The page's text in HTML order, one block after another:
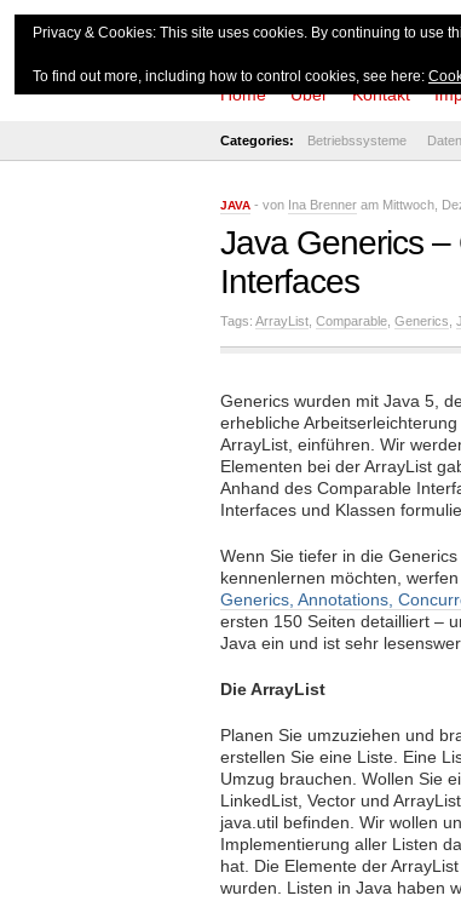
Home Über Kontakt
Categories: Betriebssysteme
JAVA - von Ina Brenner am Mittwoch,
Java Generics
Interfaces
Tags: ArrayList Comparable Generics
Generics wurden mit Java 5,
erhebliche
ArrayList, einführen. Wir
Elementen bei der ArrayList
Anhand des Comparable
Interfaces und Klassen
Wenn Sie tiefer in die
kennenlernen möchten,
Generics, Annotations,
ersten 150 Seiten detailliert –
Java ein und ist sehr
Die ArrayList
Planen Sie umzuziehen und
erstellen Sie eine Liste. Eine
Umzug brauchen. Wollen Sie
LinkedList, Vector und
java.util befinden. Wir wollen
Implementierung aller Listen
hat. Die Elemente der
wurden. Listen in Java haben
Privacy & Cookies: This site uses cookies. By continuing to use
To find out more, including how to control cookies, see here: